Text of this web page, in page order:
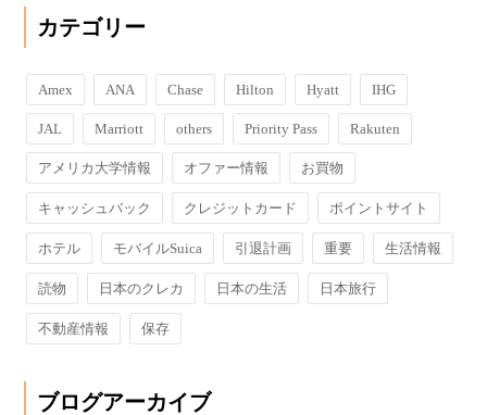
カテゴリー
Amex ANA Chase Hilton Hyatt IHG
JAL Marriott others Priority Pass Rakuten
アメリカ大学情報 オファー情報 お買物
キャッシュバック クレジットカード ポイントサイト
ホテル モバイルSuica 引退計画 重要 生活情報
読物 日本のクレカ 日本の生活 日本旅行
不動産情報 保存
ブログアーカイブ